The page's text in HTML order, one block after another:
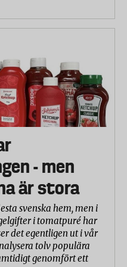
- men
är stora
svenska hem, men i
i tomatpuré har
det egentligen ut i vår
tolv populära
genomfört ett